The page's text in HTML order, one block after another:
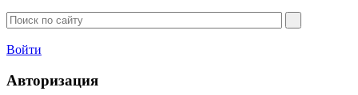
Войти
Авторизация